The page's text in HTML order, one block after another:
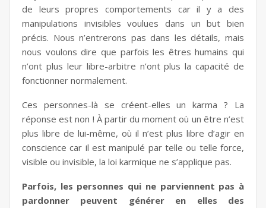
de leurs propres comportements car il y a des
manipulations invisibles voulues dans un but bien
précis. Nous n’entrerons pas dans les détails, mais
nous voulons dire que parfois les êtres humains qui
n’ont plus leur libre-arbitre n’ont plus la capacité de
fonctionner normalement.
Ces personnes-là se créent-elles un karma ? La
réponse est non ! À partir du moment où un être n’est
plus libre de lui-même, où il n’est plus libre d’agir en
conscience car il est manipulé par telle ou telle force,
visible ou invisible, la loi karmique ne s’applique pas.
Parfois, les personnes qui ne parviennent pas à
pardonner peuvent générer en elles des